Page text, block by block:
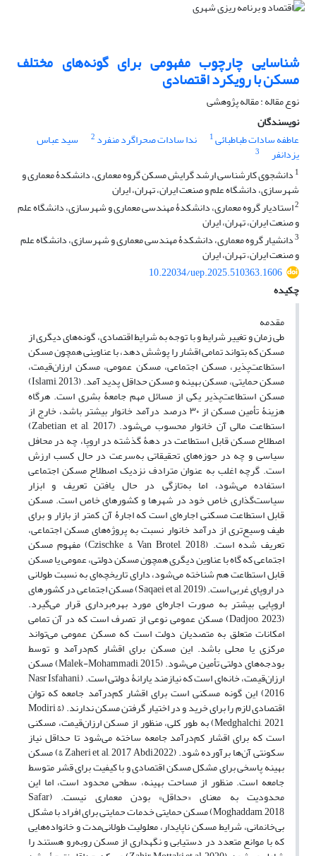
شناسایی چارچوب مفهومی برای گونه‌های مختلف
مسکن با رویکرد اقتصادی
نوع مقاله : مقاله پژوهشی
نویسندگان
عاطفه سادات طباطبائی1 ندا سادات صحراگرد منفرد 2 سید عباس
یزدانفر
3
1 دانشجوی کارشناسی ارشد گرایش مسکن گروه معماری، دانشکدۀ معماری و
شهرسازی، دانشگاه علم و صنعت ایران، تهران، ایران
2استادیار گروه معماری، دانشکدۀ مهندسی معماری و شهرسازی، دانشگاه علم
و صنعت ایران، تهران، ایران
3دانشیار گروه معماری، دانشکدۀ مهندسی معماری و شهرسازی، دانشگاه علم
و صنعت ایران، تهران، ایران
10.22034/uep.2025.510363.1606
چکیده
مقدمه
طی زمان و تغییر شرایط و با توجه به شرایط اقتصادی، گونه‌های دیگری از
مسکن که بتواند تمامی اقشار را پوشش دهد، با عناوینی همچون مسکن
استطاعت‌پذیر، مسکن اجتماعی، مسکن عمومی، مسکن ارزان‌قیمت،
مسکن حمایتی، مسکن بهینه و مسکن حداقل پدید آمد. (Islami, 2013)
مسکن استطاعت‌پذیر یکی از مسائل مهم جامعۀ بشری است. هرگاه
هزینۀ تأمین مسکن از ۳۰ درصد درآمد خانوار بیشتر باشد، خارج از
استطاعت مالی آن خانوار محسوب می‌شود. (Zabetian et al, 2017)
اصطلاح مسکن قابل استطاعت در دهۀ گذشته در اروپا، چه در محافل
سیاسی و چه در حوزه‌های تحقیقاتی به‌سرعت در حال کسب ارزش
است. گرچه اغلب به عنوان مترادف نزدیک اصطلاح مسکن اجتماعی
استفاده می‌شود، اما به‌تازگی در حال یافتن تعریف و ابزار
سیاست‌گذاری خاص خود در شهرها و کشورهای خاص است. مسکن
قابل استطاعت مسکنی اجاره‌ای است که اجارۀ آن کمتر از بازار و برای
طیف وسیع‌تری از درآمد خانوار نسبت به پروژه‌های مسکن اجتماعی،
تعریف شده است. (Czischke & Van Brotel, 2018) مفهوم مسکن
اجتماعی که گاه با عناوین دیگری همچون مسکن دولتی، عمومی یا مسکن
قابل استطاعت هم شناخته می‌شود، دارای تاریخچه‌ای به نسبت طولانی
در اروپای غربی است. (Saqaei et al, 2019) مسکن اجتماعی در کشورهای
اروپایی بیشتر به صورت اجاره‌ای مورد بهره‌‎‌برداری قرار می‌گیرد.
(Dadjoo, 2023) مسکن عمومی نوعی از تصرف است که در آن تمامی
امکانات متعلق به متصدیان دولت است که مسکن عمومی می‌تواند
مرکزی یا محلی باشد. این مسکن برای اقشار کم‌درآمد و توسط
بودجه‌های دولتی تأمین می‌شود. (Malek-Mohammadi, 2015) مسکن
ارزان‌قیمت، خانه‌ای است که نیازمند یارانۀ دولتی است. (Nasr Isfahani,
2016) این گونه مسکنی است برای اقشار کم‌درآمد جامعه که توان
اقتصادی لازم را برای خرید و در اختیار گرفتن مسکن ندارند. (Modiri &
Medghalchi, 2021) به طور کلی، منظور از مسکن ارزان‌قیمت، مسکنی
است که برای اقشار کم‌درآمد جامعه ساخته می‌شود تا حداقل نیاز
سکونتی آن‌ها برآورده شود. (Zaheri et al, 2017 Abdi,2022 &) مسکن
بهینه پاسخی برای مشکل مسکن اقتصادی و با کیفیت برای قشر متوسط
جامعه است. منظور از مساحت بهینه، سطحی محدود است، اما این
محدودیت به معنای «حداقل» بودن معماری نیست. (Safar
Moghaddam, 2018) مسکن حمایتی خدمات حمایتی برای افراد با مشکل
بی‌خانمانی، شرایط مسکن ناپایدار، معلولیت طولانی‌مدت و خانواده‌هایی
که با موانع متعدد در دستیابی و نگهداری از مسکن رو‌به‌رو هستند را